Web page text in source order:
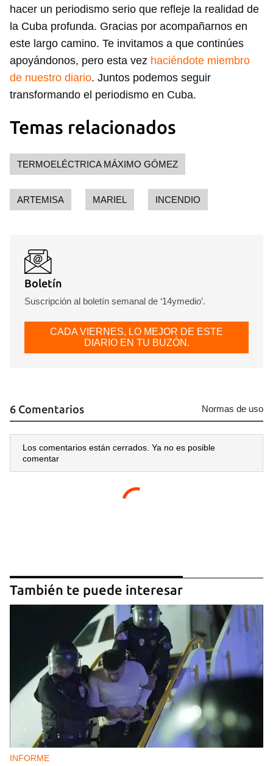
Guardar como favorito
Para poder guardar como favorito, primero has de
iniciar sesión con tu cuenta de 14ymedio.
hacer un periodismo serio que refleje la realidad de
la Cuba profunda. Gracias por acompañarnos en
este largo camino. Te invitamos a que continúes
apoyándonos, pero esta vez haciéndote miembro
de nuestro diario. Juntos podemos seguir
transformando el periodismo en Cuba.
Temas relacionados
TERMOELÉCTRICA MÁXIMO GÓMEZ
ARTEMISA MARIEL INCENDIO
Boletín
Suscripción al boletín semanal de ‘14ymedio’.
CADA VIERNES, LO MEJOR DE ESTE
DIARIO EN TU BUZÓN.
6 Comentarios Normas de uso
Los comentarios están cerrados. Ya no es posible
comentar
También te puede interesar
INFORME